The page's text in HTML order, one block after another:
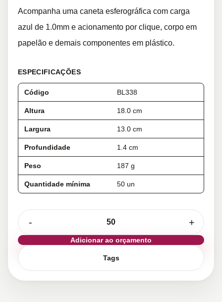
Acompanha uma caneta esferográfica com carga
azul de 1.0mm e acionamento por clique, corpo em
papelão e demais componentes em plástico.
ESPECIFICAÇÕES
Código BL338
Altura 18.0 cm
Largura 13.0 cm
Profundidade 1.4 cm
Peso 187 g
Quantidade mínima 50 un
- +
Adicionar ao orçamento
Tags